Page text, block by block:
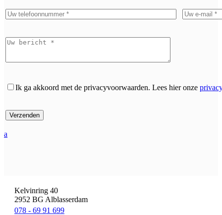
Ik ga akkoord met de privacyvoorwaarden. Lees hier onze
a
Kelvinring 40
2952 BG Alblasserdam
078 - 69 91 699